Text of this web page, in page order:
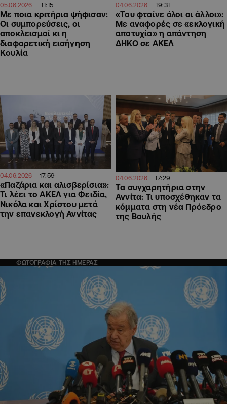
05.06.2026 11:15
Με ποια κριτήρια ψήφισαν:
Οι συμπορεύσεις, οι
αποκλεισμοί κι η
διαφορετική εισήγηση
Κουλία
04.06.2026 19:31
«Του φταίνε όλοι οι άλλοι»:
Με αναφορές σε «εκλογική
αποτυχία» η απάντηση
ΔΗΚΟ σε ΑΚΕΛ
04.06.2026 17:59
«Παζάρια και αλισβερίσια»:
Τι λέει το ΑΚΕΛ για Φειδία,
Νικόλα και Χρίστου μετά
την επανεκλογή Αννίτας
04.06.2026 17:29
Τα συγχαρητήρια στην
Αννίτα: Τι υποσχέθηκαν τα
κόμματα στη νέα Πρόεδρο
της Βουλής
ΦΩΤΟΓΡΑΦΙΑ ΤΗΣ ΗΜΕΡΑΣ